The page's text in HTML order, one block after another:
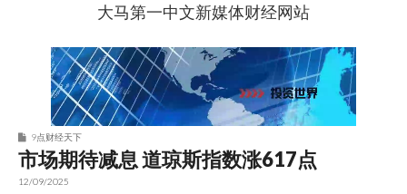
9点股票
大马第一中文新媒体财经网站
9点财经天下
市场期待减息 道琼斯指数涨617点
12/09/2025